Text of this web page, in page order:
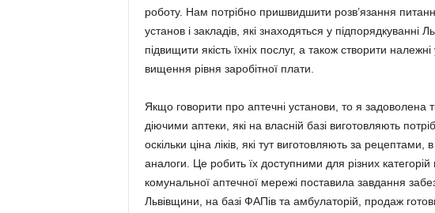
роботу. Нам потрібно пришвидшити розв’язан­ня
установ і закла­дів, які знаходяться у підпорядкуванні
підвищити якість їхніх послуг, а також створити
вищення рівня заробітної плати.
Якщо говорити про аптечні установи, то я
діючими аптеки, які на власній базі виготовляють
оскільки ціна ліків, які тут виготовляють за рецептами,
аналоги. Це робить їх доступними для різних
комунальної аптечної мережі поставила завдання
Львівщини, на базі ФАПів та амбулаторій, продаж